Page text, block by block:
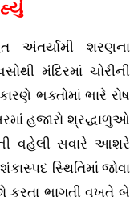
અંતર્યામી શરણના
મંદિરમાં ચોરીની
ભક્તોમાં ભારે રોષ
હજારો શ્રદ્ધાળુઓ
વહેલી સવારે આશરે
સ્થિતિમાં જોવા
કરતા ભાગતી વખતે બે